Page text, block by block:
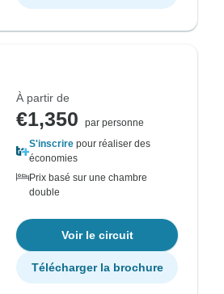
À partir de
€1,350
par personne
S'inscrire pour réaliser des
économies
Prix basé sur une chambre
double
Voir le circuit
Télécharger la brochure